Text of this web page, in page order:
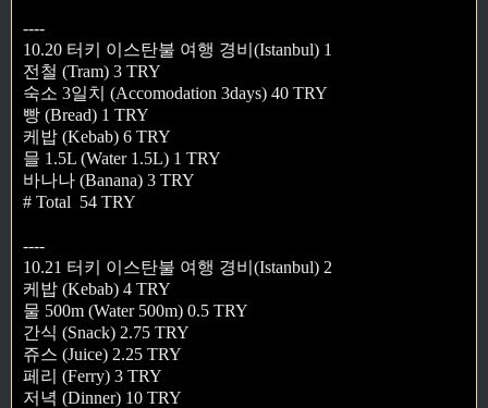
----
10.20 터키 이스탄불 여행 경비(Istanbul) 1
전철 (Tram) 3 TRY
숙소 3일치 (Accomodation 3days) 40 TRY
빵 (Bread) 1 TRY
케밥 (Kebab) 6 TRY
믈 1.5L (Water 1.5L) 1 TRY
바나나 (Banana) 3 TRY
# Total 54 TRY
----
10.21 터키 이스탄불 여행 경비(Istanbul) 2
케밥 (Kebab) 4 TRY
물 500m (Water 500m) 0.5 TRY
간식 (Snack) 2.75 TRY
쥬스 (Juice) 2.25 TRY
페리 (Ferry) 3 TRY
저녁 (Dinner) 10 TRY